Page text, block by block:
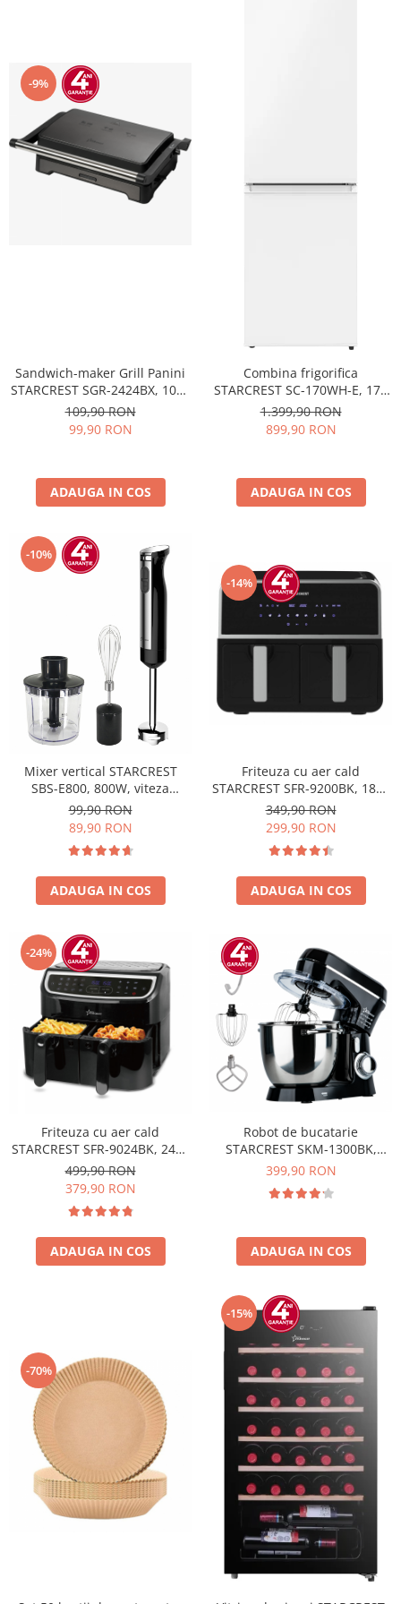
-9%
Sandwich-maker Grill Panini
STARCREST SGR-2424BX, 1000
W, Placi Grill cu Invelis
Ceramic, Deschidere 180°,
Suprafata de gatire 23 x 14
109,90 RON
99,90 RON
ADAUGA IN COS
Combina frigorifica
STARCREST SC-170WH-E, 170
L, Clasa E, Less Frost,
Termostat reglabil, Iluminare
LED, Picioare ajustabile, Usi
1.399,90 RON
899,90 RON
ADAUGA IN COS
-10%
Mixer vertical STARCREST
SBS-E800, 800W, viteza
variabila, tocator, tel, cana de
mixat, negru/inox
99,90 RON
89,90 RON
ADAUGA IN COS
-14%
Friteuza cu aer cald
STARCREST SFR-9200BK, 1800
W, Cos Dublu, 9 litri,
Termostat 80 - 200 °C, 8
programe predefinite, Negru
349,90 RON
299,90 RON
ADAUGA IN COS
-24%
Friteuza cu aer cald
STARCREST SFR-9024BK, 2400
W, Cos Dublu, 9 litri,
Termostat 80 - 200 °C, 12
programe, Negru
499,90 RON
379,90 RON
ADAUGA IN COS
Robot de bucatarie
STARCREST SKM-1300BK,
1300W, Bol 5.2 L Inox, 4
Angrenaje metalice, Negru
399,90 RON
ADAUGA IN COS
-70%
-15%